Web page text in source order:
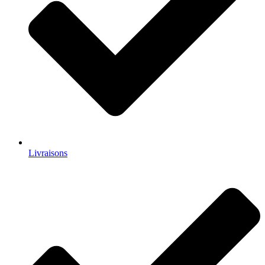
Livraisons